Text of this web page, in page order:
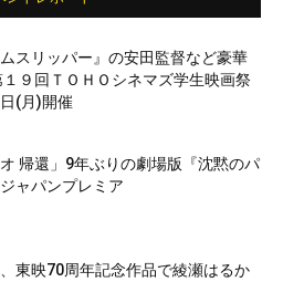
ムスリッパー』の安田監督など豪華
１９回ＴＯＨＯシネマズ学生映画祭
(月)開催
オ 帰還」9年ぶりの劇場版『沈黙のパ
ャパンプレミア
東映70周年記念作品で綾瀬はるか